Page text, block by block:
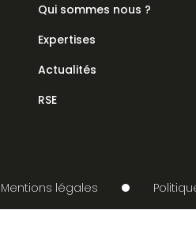
Qui sommes nous ?
Expertises
Actualités
RSE
Mentions légales